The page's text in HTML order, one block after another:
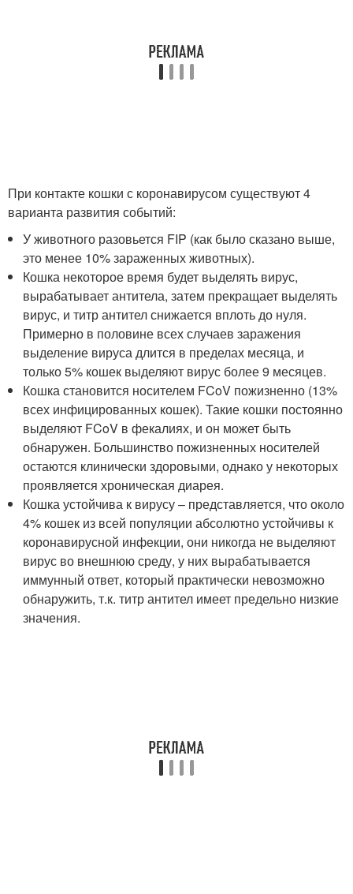
При контакте кошки с коронавирусом существуют 4
варианта развития событий:
У животного разовьется FIP (как было сказано выше,
это менее 10% зараженных животных).
Кошка некоторое время будет выделять вирус,
вырабатывает антитела, затем прекращает выделять
вирус, и титр антител снижается вплоть до нуля.
Примерно в половине всех случаев заражения
выделение вируса длится в пределах месяца, и
только 5% кошек выделяют вирус более 9 месяцев.
Кошка становится носителем FCoV пожизненно (13%
всех инфицированных кошек). Такие кошки постоянно
выделяют FCoV в фекалиях, и он может быть
обнаружен. Большинство пожизненных носителей
остаются клинически здоровыми, однако у некоторых
проявляется хроническая диарея.
Кошка устойчива к вирусу – представляется, что около
4% кошек из всей популяции абсолютно устойчивы к
коронавирусной инфекции, они никогда не выделяют
вирус во внешнюю среду, у них вырабатывается
иммунный ответ, который практически невозможно
обнаружить, т.к. титр антител имеет предельно низкие
значения.